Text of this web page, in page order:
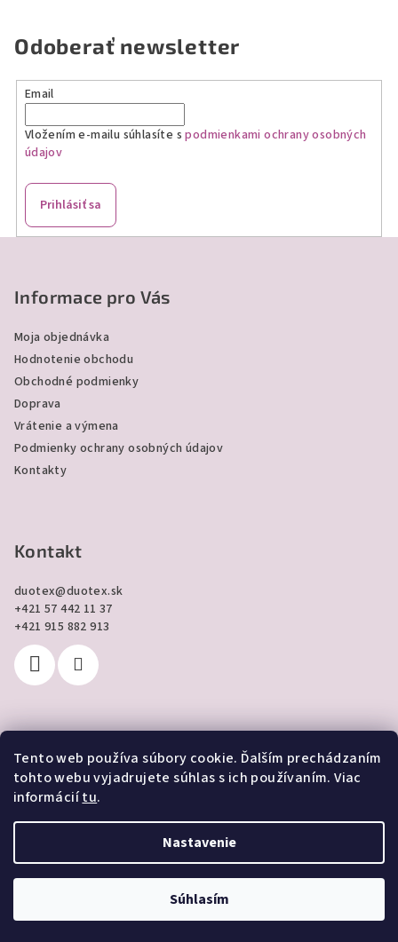
Tento web používa súbory cookie. Ďalším prechádzaním
tohto webu vyjadrujete súhlas s ich používaním. Viac
informáciítu.
Nastavenie
Súhlasím
i
v
p
i
e
Odoberať newsletter
Email
Vložením e-mailu súhlasíte spodmienkami ochrany osobných
údajov
Prihlásiť sa
Informace pro Vás
Moja objednávka
Hodnotenie obchodu
Obchodné podmienky
Doprava
Vrátenie a výmena
Podmienky ochrany osobných údajov
Kontakty
Kontakt
duotex@duotex.sk
+421 57 442 11 37
+421 915 882 913
Prijímame online platby
Vytvoril Shoptet